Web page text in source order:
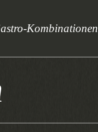
Kombinationen